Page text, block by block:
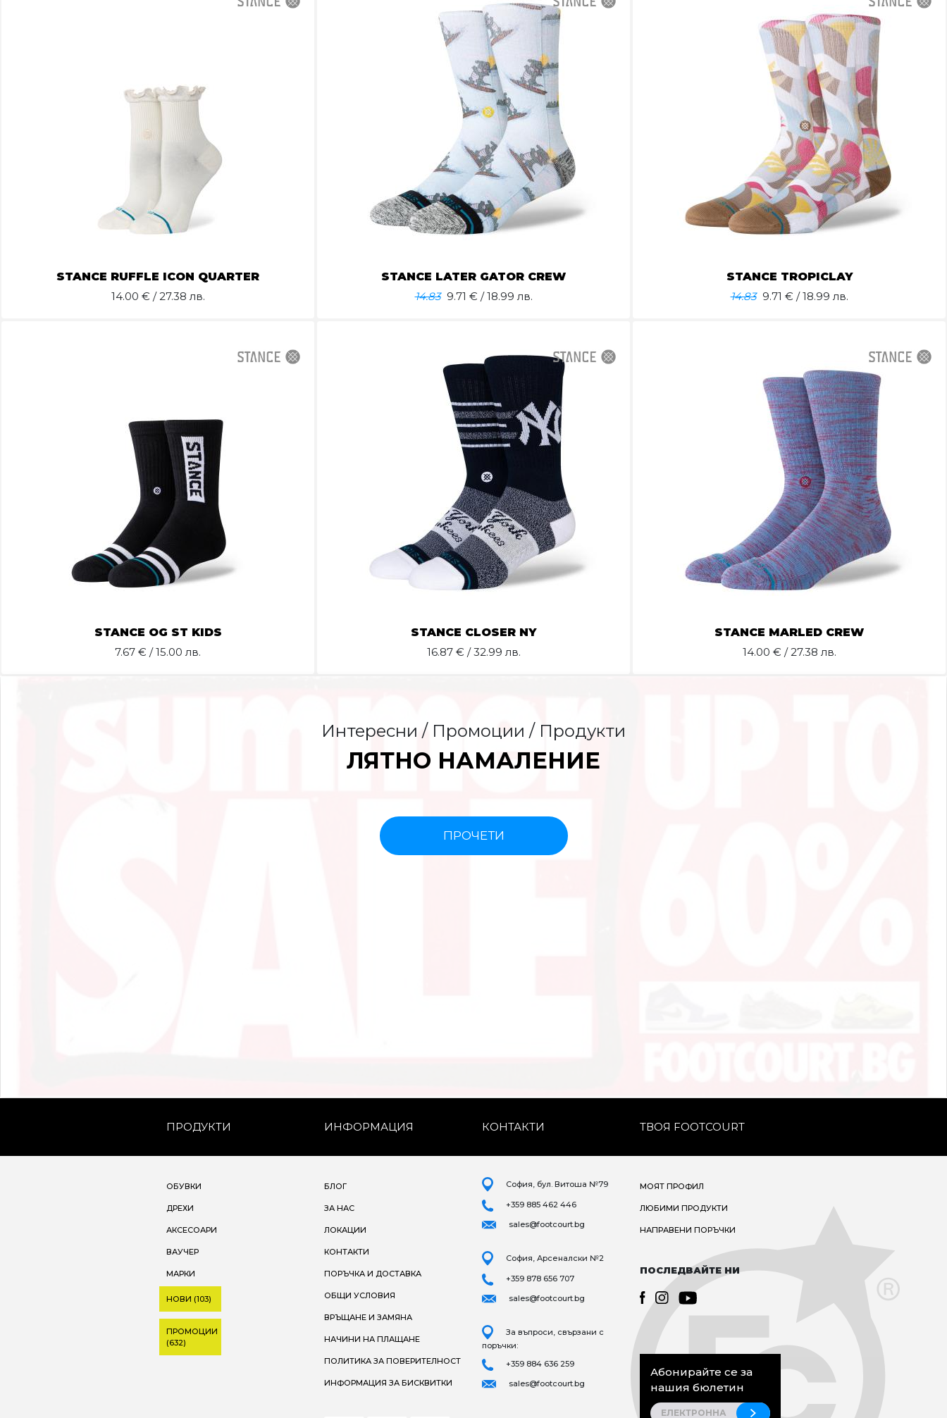
STANCE RUFFLE ICON QUARTER
14.00 € / 27.38 лв.
STANCE LATER GATOR CREW
14.83 9.71 € / 18.99 лв.
STANCE TROPICLAY
14.83 9.71 € / 18.99 лв.
STANCE OG ST KIDS
7.67 € / 15.00 лв.
STANCE CLOSER NY
16.87€ / 32.99 лв.
STANCE MARLED CREW
14.00 € / 27.38 лв.
Интересни / Промоции / Продукти
ЛЯТНО НАМАЛЕНИЕ
ПРОЧЕТИ
ПРОДУКТИ ИНФОРМАЦИЯ КОНТАКТИ ТВОЯ FOOTCOURT
ОБУВКИ
ДРЕХИ
АКСЕСОАРИ
ВАУЧЕР
МАРКИ
НОВИ (103)
ПРОМОЦИИ
(632)
БЛОГ
ЗА НАС
ЛОКАЦИИ
КОНТАКТИ
ПОРЪЧКА И ДОСТАВКА
ОБЩИ УСЛОВИЯ
ВРЪЩАНЕ И ЗАМЯНА
НАЧИНИ НА ПЛАЩАНЕ
ПОЛИТИКА ЗА ПОВЕРИТЕЛНОСТ
ИНФОРМАЦИЯ ЗА БИСКВИТКИ
София, бул. Витоша №79
+359 885 462 446
sales@footcourt.bg
София, Арсеналски №2
+359 878 656 707
sales@footcourt.bg
За въпроси, свързани с
поръчки:
+359 884 636 259
sales@footcourt.bg
МОЯТ ПРОФИЛ
ЛЮБИМИ ПРОДУКТИ
НАПРАВЕНИ ПОРЪЧКИ
ПОСЛЕДВАЙТЕ НИ
Абонирайте се за
нашия бюлетин